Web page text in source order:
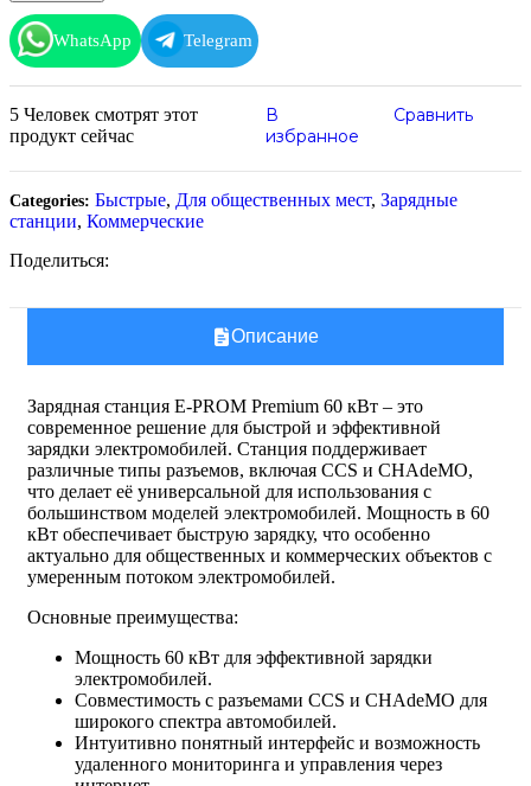
WhatsApp Telegram
5 Человек смотрят этот
продукт сейчас
В
избранное
Сравнить
Categories: Быстрые, Для общественных мест, Зарядные
станции, Коммерческие
Поделиться:
Описание
Зарядная станция E-PROM Premium 60 кВт – это
современное решение для быстрой и эффективной
зарядки электромобилей. Станция поддерживает
различные типы разъемов, включая CCS и CHAdeMO,
что делает её универсальной для использования с
большинством моделей электромобилей. Мощность в 60
кВт обеспечивает быструю зарядку, что особенно
актуально для общественных и коммерческих объектов с
умеренным потоком электромобилей.
Основные преимущества:
Мощность 60 кВт для эффективной зарядки
электромобилей.
Совместимость с разъемами CCS и CHAdeMO для
широкого спектра автомобилей.
Интуитивно понятный интерфейс и возможность
удаленного мониторинга и управления через